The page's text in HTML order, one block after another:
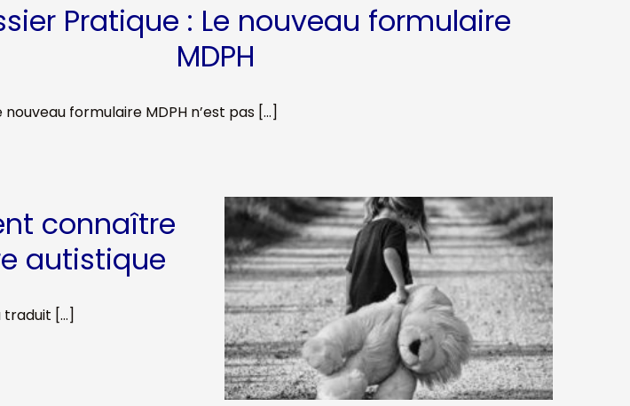
Pratique : Le nouveau formulaire
MDPH
formulaire MDPH n’est pas […]
connaître
autistique
traduit […]